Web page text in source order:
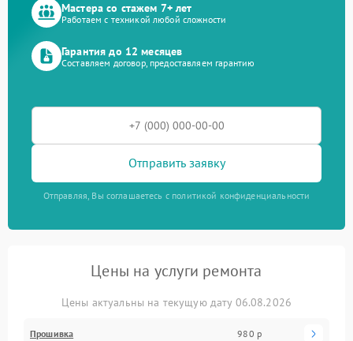
Мастера со стажем 7+ лет
Работаем с техникой любой сложности
Гарантия до 12 месяцев
Составляем договор, предоставляем гарантию
Отправить заявку
Отправляя, Вы соглашаетесь с политикой конфиденциальности
Цены на услуги ремонта
Цены актуальны на текущую дату 06.08.2026
Прошивка 980 р